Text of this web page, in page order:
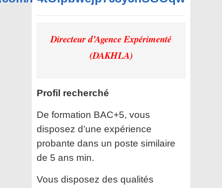
Directeur d’Agence Expérimenté
(DAKHLA)
Profil recherché
De formation BAC+5, vous
disposez d’une expérience
probante dans un poste similaire
de 5 ans min.
Vous disposez des qualités